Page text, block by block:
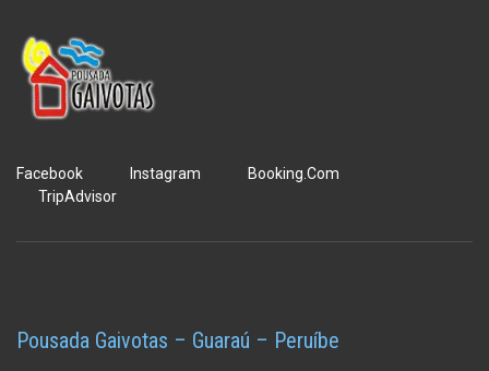
Facebook Instagram
Booking.Com
TripAdvisor
Pousada Gaivotas – Guaraú – Peruíbe